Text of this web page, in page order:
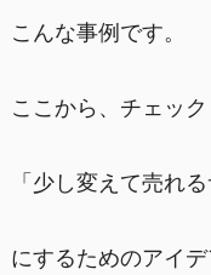
こんな事例です。
ここから、チェック
「少し変えて売れる
にするためのアイデ